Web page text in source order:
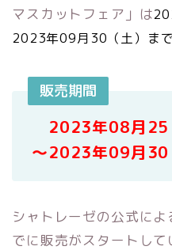
マスカットフェア」は
2023年09月30（土）まで
販売期間
2023年08月25
〜2023年09月30
シャトレーゼの公式に
でに販売がスタートして